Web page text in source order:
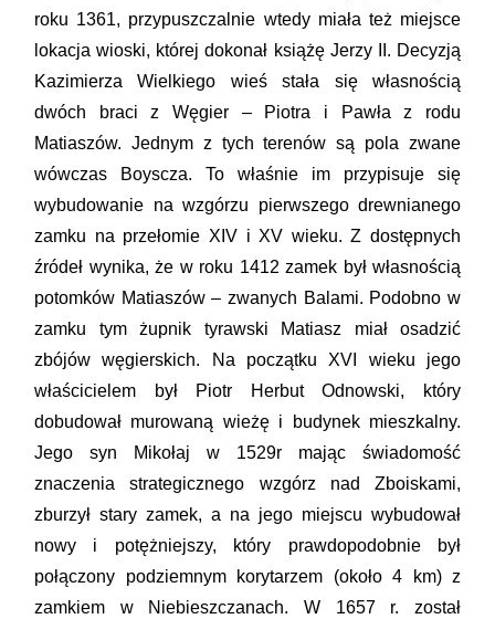
roku 1361, przypuszczalnie wtedy miała też miejsce
lokacja wioski, której dokonał książę Jerzy II. Decyzją
Kazimierza Wielkiego wieś stała się własnością
dwóch braci z Węgier – Piotra i Pawła z rodu
Matiaszów. Jednym z tych terenów są pola zwane
wówczas Boyscza. To właśnie im przypisuje się
wybudowanie na wzgórzu pierwszego drewnianego
zamku na przełomie XIV i XV wieku. Z dostępnych
źródeł wynika, że w roku 1412 zamek był własnością
potomków Matiaszów – zwanych Balami. Podobno w
zamku tym żupnik tyrawski Matiasz miał osadzić
zbójów węgierskich. Na początku XVI wieku jego
właścicielem był Piotr Herbut Odnowski, który
dobudował murowaną wieżę i budynek mieszkalny.
Jego syn Mikołaj w 1529r mając świadomość
znaczenia strategicznego wzgórz nad Zboiskami,
zburzył stary zamek, a na jego miejscu wybudował
nowy i potężniejszy, który prawdopodobnie był
połączony podziemnym korytarzem (około 4 km) z
zamkiem w Niebieszczanach. W 1657 r. został